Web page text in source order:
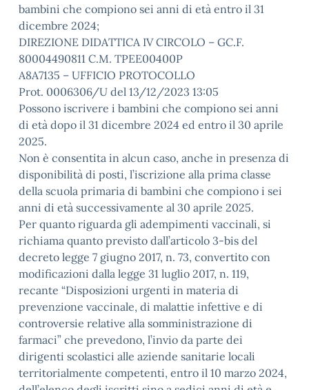
bambini che compiono sei anni di età entro il 31
dicembre 2024;
DIREZIONE DIDATTICA IV CIRCOLO – GC.F.
80004490811 C.M. TPEE00400P
A8A7135 – UFFICIO PROTOCOLLO
Prot. 0006306/U del 13/12/2023 13:05
Possono iscrivere i bambini che compiono sei anni
di età dopo il 31 dicembre 2024 ed entro il 30 aprile
2025.
Non è consentita in alcun caso, anche in presenza di
disponibilità di posti, l’iscrizione alla prima classe
della scuola primaria di bambini che compiono i sei
anni di età successivamente al 30 aprile 2025.
Per quanto riguarda gli adempimenti vaccinali, si
richiama quanto previsto dall’articolo 3-bis del
decreto legge 7 giugno 2017, n. 73, convertito con
modificazioni dalla legge 31 luglio 2017, n. 119,
recante “Disposizioni urgenti in materia di
prevenzione vaccinale, di malattie infettive e di
controversie relative alla somministrazione di
farmaci” che prevedono, l’invio da parte dei
dirigenti scolastici alle aziende sanitarie locali
territorialmente competenti, entro il 10 marzo 2024,